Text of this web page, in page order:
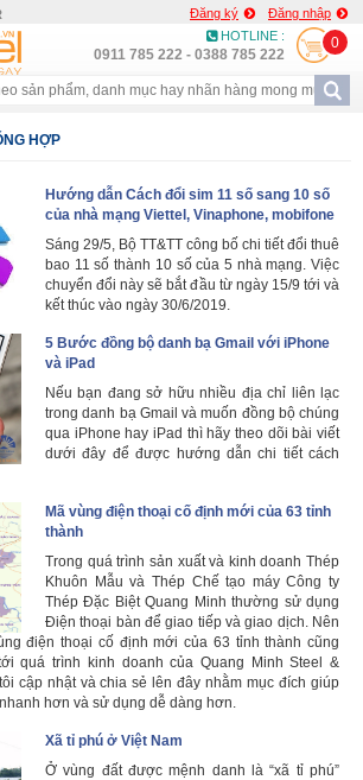
Đăng ký
Đăng nhập
HOTLINE :
0911 785 222 - 0388 785 222
0
HỢP
Hướng dẫn Cách đổi sim 11 số sang 10 số
của nhà mạng Viettel, Vinaphone, mobifone
Sáng 29/5, Bộ TT&TT công bố chi tiết đổi thuê
bao 11 số thành 10 số của 5 nhà mạng. Việc
chuyển đổi này sẽ bắt đầu từ ngày 15/9 tới và
kết thúc vào ngày 30/6/2019.
5 Bước đồng bộ danh bạ Gmail với iPhone
và iPad
Nếu bạn đang sở hữu nhiều địa chỉ liên lạc
trong danh bạ Gmail và muốn đồng bộ chúng
qua iPhone hay iPad thì hãy theo dõi bài viết
dưới đây để được hướng dẫn chi tiết cách
Mã vùng điện thoại cố định mới của 63 tỉnh
thành
Trong quá trình sản xuất và kinh doanh Thép
Khuôn Mẫu và Thép Chế tạo máy Công ty
Thép Đặc Biệt Quang Minh thường sử dụng
Điện thoại bàn để giao tiếp và giao dịch. Nên
điện thoại cố định mới của 63 tỉnh thành cũng
quá trình kinh doanh của Quang Minh Steel &
cập nhật và chia sẻ lên đây nhằm mục đích giúp
hơn và sử dụng dễ dàng hơn.
Xã tỉ phú ở Việt Nam
Ở vùng đất được mệnh danh là “xã tỉ phú”